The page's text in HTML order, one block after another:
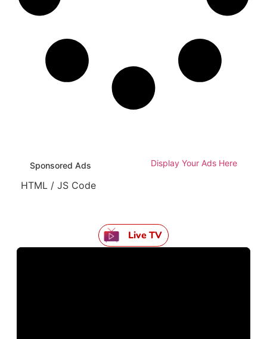
Sponsored Ads Display Your Ads Here
HTML / JS Code
Live TV